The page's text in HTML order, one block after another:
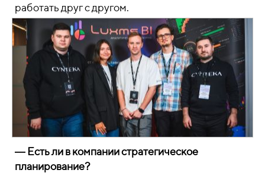
работать друг с другом.
― Есть ли в компании стратегическое
планирование?